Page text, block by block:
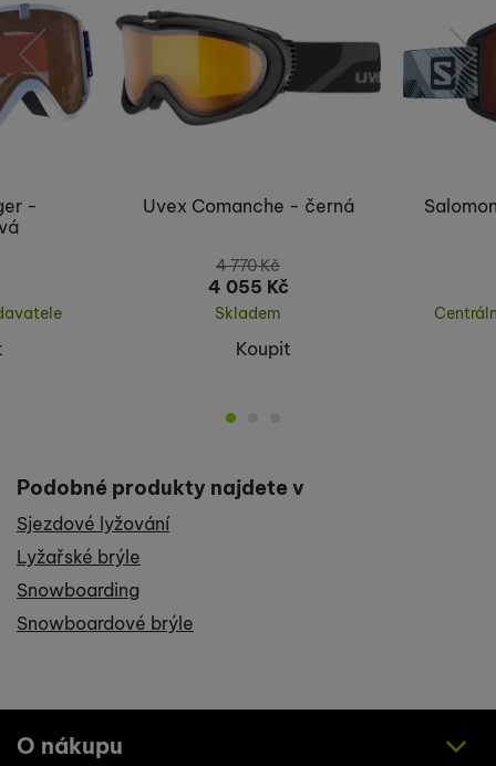
předchozí následující
Uvex Comanche - černá
4 770Kč
4 055 Kč
Skladem
Koupit
-
Podobné produkty najdete v
Sjezdové lyžování
Lyžařské brýle
Snowboarding
Snowboardové brýle
O nákupu